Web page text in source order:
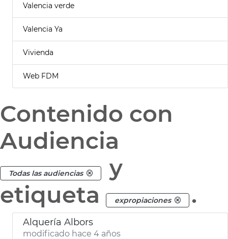
Valencia verde
Valencia Ya
Vivienda
Web FDM
Contenido con
Audiencia
Todas las audiencias
y
etiqueta
expropiaciones .
Alquería Albors
modificado hace 4 años